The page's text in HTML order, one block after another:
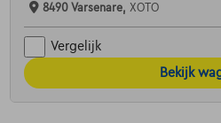
8490 Varsenare, XOTO
Vergelijk
Bekijk